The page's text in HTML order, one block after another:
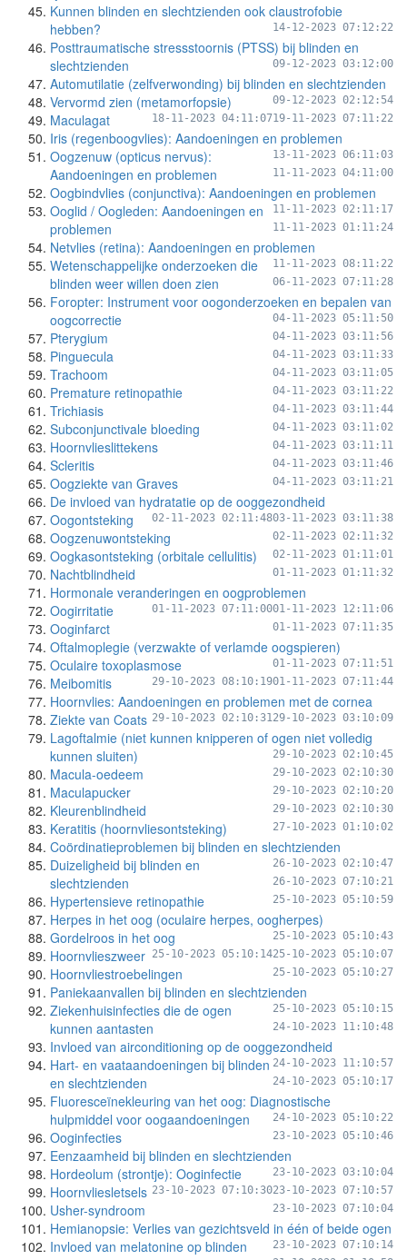
Kunnen blinden en slechtzienden ook claustrofobie
hebben?
14-12-2023 07:12:22
Posttraumatische stressstoornis (PTSS) bij blinden en
slechtzienden
09-12-2023 03:12:00
Automutilatie (zelfverwonding) bij blinden en slechtzienden
09-12-2023 02:12:54
Vervormd zien (metamorfopsie)
19-11-2023 07:11:22
Maculagat 18-11-2023 04:11:07
Iris (regenboogvlies): Aandoeningen en problemen
13-11-2023 06:11:03
Oogzenuw (opticus nervus):
Aandoeningen en problemen
11-11-2023 04:11:00
Oogbindvlies (conjunctiva): Aandoeningen en problemen
11-11-2023 02:11:17
Ooglid / Oogleden: Aandoeningen en
problemen
11-11-2023 01:11:24
Netvlies (retina): Aandoeningen en problemen
11-11-2023 08:11:22
Wetenschappelijke onderzoeken die
blinden weer willen doen zien
06-11-2023 07:11:28
Foropter: Instrument voor oogonderzoeken en bepalen van
oogcorrectie
04-11-2023 05:11:50
Pterygium 04-11-2023 03:11:56
Pinguecula 04-11-2023 03:11:33
Trachoom 04-11-2023 03:11:05
Premature retinopathie 04-11-2023 03:11:22
Trichiasis 04-11-2023 03:11:44
Subconjunctivale bloeding 04-11-2023 03:11:02
Hoornvlieslittekens 04-11-2023 03:11:11
Scleritis 04-11-2023 03:11:46
Oogziekte van Graves 04-11-2023 03:11:21
De invloed van hydratatie op de ooggezondheid
03-11-2023 03:11:38
Oogontsteking 02-11-2023 02:11:48
Oogzenuwontsteking 02-11-2023 02:11:32
Oogkasontsteking (orbitale cellulitis) 02-11-2023 01:11:01
Nachtblindheid 01-11-2023 01:11:32
Hormonale veranderingen en oogproblemen
01-11-2023 12:11:06
Oogirritatie 01-11-2023 07:11:00
Ooginfarct 01-11-2023 07:11:35
Oftalmoplegie (verzwakte of verlamde oogspieren)
01-11-2023 07:11:51
Oculaire toxoplasmose
01-11-2023 07:11:44
Meibomitis 29-10-2023 08:10:19
Hoornvlies: Aandoeningen en problemen met de cornea
29-10-2023 03:10:09
Ziekte van Coats 29-10-2023 02:10:31
Lagoftalmie (niet kunnen knipperen of ogen niet volledig
kunnen sluiten)
29-10-2023 02:10:45
Macula-oedeem 29-10-2023 02:10:30
Maculapucker 29-10-2023 02:10:20
Kleurenblindheid 29-10-2023 02:10:30
Keratitis (hoornvliesontsteking) 27-10-2023 01:10:02
Coördinatieproblemen bij blinden en slechtzienden
26-10-2023 02:10:47
Duizeligheid bij blinden en
slechtzienden
26-10-2023 07:10:21
Hypertensieve retinopathie 25-10-2023 05:10:59
Herpes in het oog (oculaire herpes, oogherpes)
25-10-2023 05:10:43
Gordelroos in het oog
25-10-2023 05:10:07
Hoornvlieszweer 25-10-2023 05:10:14
Hoornvliestroebelingen 25-10-2023 05:10:27
Paniekaanvallen bij blinden en slechtzienden
25-10-2023 05:10:15
Ziekenhuisinfecties die de ogen
kunnen aantasten
24-10-2023 11:10:48
Invloed van airconditioning op de ooggezondheid
24-10-2023 11:10:57
Hart- en vaataandoeningen bij blinden
en slechtzienden
24-10-2023 05:10:17
Fluoresceïnekleuring van het oog: Diagnostische
hulpmiddel voor oogaandoeningen
24-10-2023 05:10:22
Ooginfecties 23-10-2023 05:10:46
Eenzaamheid bij blinden en slechtzienden
23-10-2023 03:10:04
Hordeolum (strontje): Ooginfectie
23-10-2023 07:10:57
Hoornvliesletsels 23-10-2023 07:10:30
Usher-syndroom 23-10-2023 07:10:04
Hemianopsie: Verlies van gezichtsveld in één of beide ogen
23-10-2023 07:10:14
Invloed van melatonine op blinden